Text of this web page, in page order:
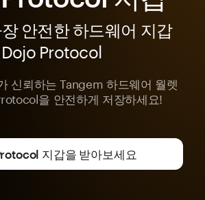
안전한 하드웨어 지갑
Dojo Protocol
신뢰하는 Tangem 하드웨어 월렛
을 안전하게 저장하세요!
지갑을 받아보세요